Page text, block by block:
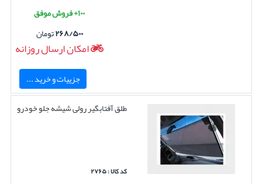
۱۰۰+ فروش موفق
۲۶۸/۵۰۰تومان
امکان ارسال روزانه
جزییات و خرید ...
طلق آفتابگیر رولی شیشه جلو خودرو
کد کالا : ۲۷۶۵